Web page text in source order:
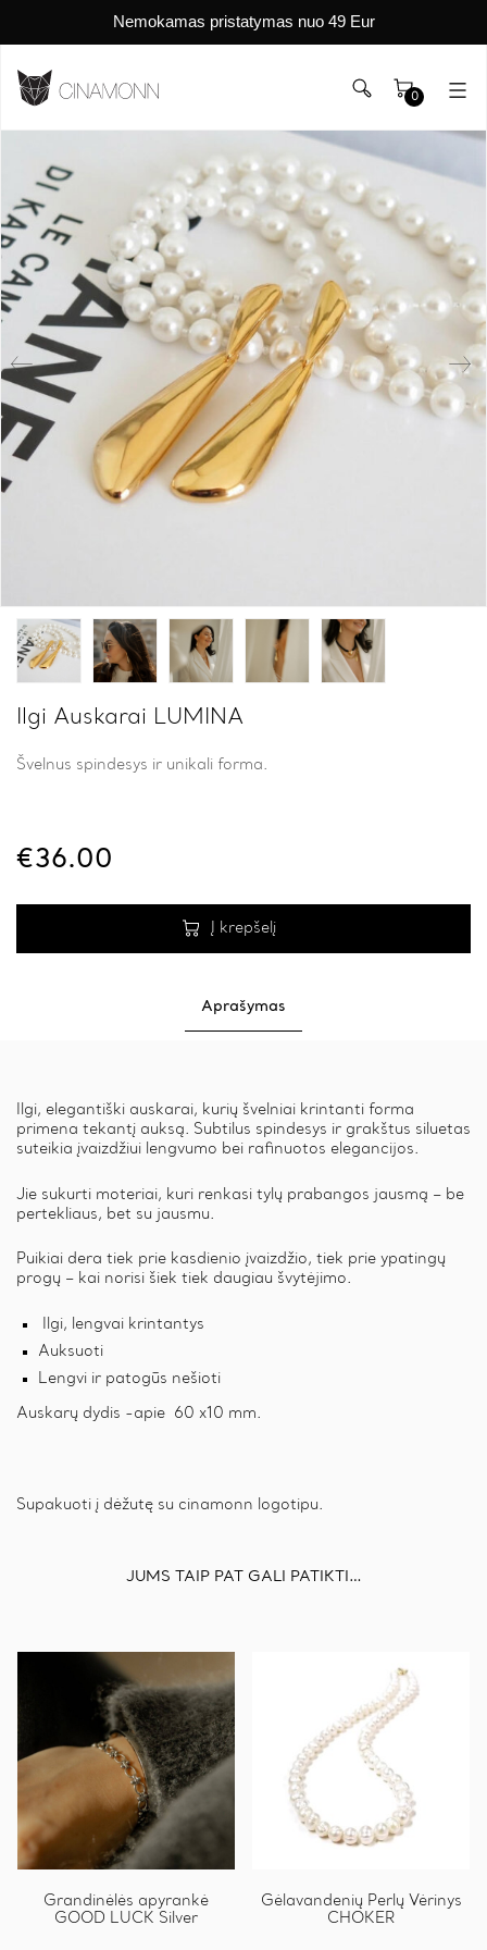
Nemokamas pristatymas nuo 49 Eur
0
Ilgi Auskarai LUMINA
€36.00
Švelnus spindesys ir unikali forma.
Į krepšelį
Aprašymas
Ilgi, elegantiški auskarai, kurių švelniai krintanti forma
primena tekantį auksą. Subtilus spindesys ir grakštus siluetas
suteikia įvaizdžiui lengvumo bei rafinuotos elegancijos.
Jie sukurti moteriai, kuri renkasi tylų prabangos jausmą – be
pertekliaus, bet su jausmu.
Puikiai dera tiek prie kasdienio įvaizdžio, tiek prie ypatingų
progų – kai norisi šiek tiek daugiau švytėjimo.
Ilgi, lengvai krintantys
Auksuoti
Lengvi ir patogūs nešioti
Auskarų dydis -apie 60 x10 mm.
Supakuoti į dėžutę su cinamonn logotipu.
JUMS TAIP PAT GALI PATIKTI…
Grandinėlės apyrankė
GOOD LUCK Silver
Gėlavandenių Perlų Vėrinys
CHOKER
This